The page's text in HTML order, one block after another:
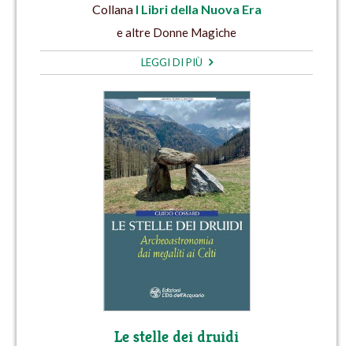
Collana I Libri della Nuova Era
e altre Donne Magiche
LEGGI DI PIÙ
Le stelle dei druidi